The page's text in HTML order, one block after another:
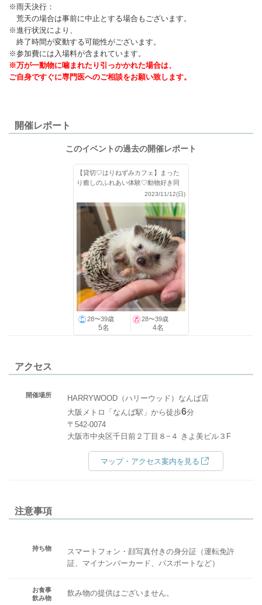
※雨天決行：
荒天の場合は事前に中止とする場合もございます。
※進行状況により、
終了時間が変動する可能性がございます。
※参加費には入場料が含まれています。
※万が一動物に噛まれたり引っかかれた場合は、
ご自身ですぐに専門医へのご相談をお願い致します。
開催レポート
このイベントの過去の開催レポート
【貸切♡はりねずみカフェ】まった
り癒しのふれあい体験♡動物好き同
2023/11/12(日)
28〜39歳
5名
28〜39歳
4名
アクセス
開催場所
HARRYWOOD（ハリーウッド）なんば店
大阪メトロ「なんば駅」から徒歩6分
〒542-0074
大阪市中央区千日前２丁目８−４ きよ美ビル３F
マップ・アクセス案内を見る
注意事項
持ち物
スマートフォン・顔写真付きの身分証（運転免許
証、マイナンバーカード、パスポートなど）
お食事
飲み物
飲み物の提供はございません。